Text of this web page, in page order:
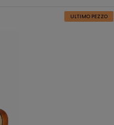
ULTIMO PEZZO